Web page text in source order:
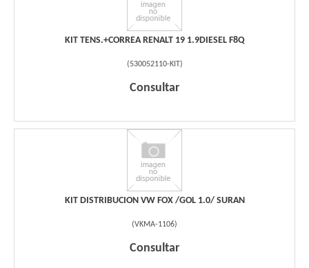
KIT TENS.+CORREA RENALT 19 1.9DIESEL F8Q
(530052110-KIT )
Consultar
KIT DISTRIBUCION VW FOX /GOL 1.0/ SURAN
(VKMA-1106)
Consultar